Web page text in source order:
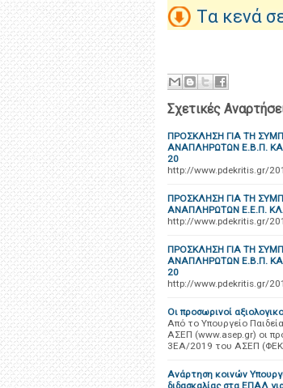
Tα κενά
Σχετικές
ΠΡΟΣΚΛΗΣΗ ΓΙΑ TH
ΑΝΑΠΛΗΡΩΤΩΝ Ε.Β.Π.
20
http://www.pdekritis.gr/
ΠΡΟΣΚΛΗΣΗ ΓΙΑ TH
ΑΝΑΠΛΗΡΩΤΩΝ Ε.Ε.Π.
http://www.pdekritis.gr/
ΠΡΟΣΚΛΗΣΗ ΓΙΑ TH
ΑΝΑΠΛΗΡΩΤΩΝ Ε.Β.Π.
20
http://www.pdekritis.gr/
Οι προσωρινοί
Από το Υπουργείο
ΑΣΕΠ (www.asep.gr) οι
3ΕΑ/2019 του ΑΣΕΠ
Ανάρτηση κοινών
διδασκαλίας στα ΕΠΑΛ